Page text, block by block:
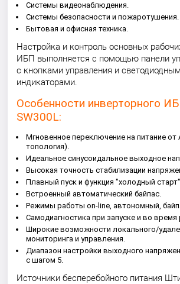
Системы видеонаблюдения.
Системы безопасности и пожаротушения.
Бытовая и офисная техника.
Настройка и контроль основных
ИБП выполняется с помощью панели
с кнопками управления и
индикаторами.
Особенности инверторного
SW300L:
Мгновенное переключение на питание от
топология).
Идеальное синусоидальное выходное
Высокая точность стабилизации
Плавный пуск и функция "холодный
Встроенный автоматический байпас.
Режимы работы on-line, автономный,
Самодиагностика при запуске и во
Широкие возможности локального/
мониторинга и управления.
Диапазон настройки выходного
с шагом 5.
Источники бесперебойного питания